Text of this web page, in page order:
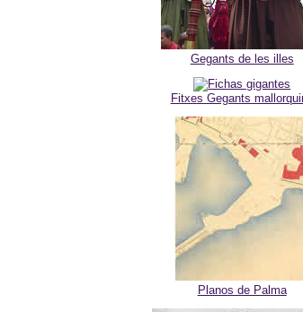
Gegants de les illes
Fitxes Gegants
Planos de Palma